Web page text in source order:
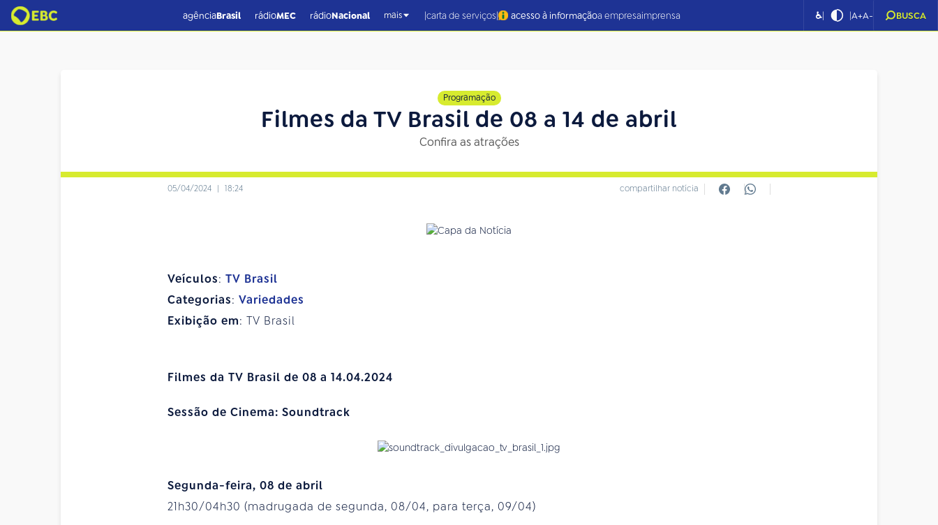
agênciaBrasil rádioMEC rádioNacional mais |carta de serviços| acesso à informaçãoa empresaimprensa ♿| |A+A- BUSCA
Programação
Filmes da TV Brasil de 08 a 14 de abril
Confira as atrações
05/04/2024 | 18:24 compartilhar notícia
Veículos: TV Brasil
Categorias: Variedades
Exibição em: TV Brasil
Filmes da TV Brasil de 08 a 14.04.2024
Sessão de Cinema: Soundtrack
Segunda-feira, 08 de abril
21h30/04h30 (madrugada de segunda, 08/04, para terça, 09/04)